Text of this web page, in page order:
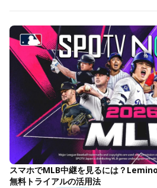
スマホでMLB中継を見るには？
無料トライアルの活用法